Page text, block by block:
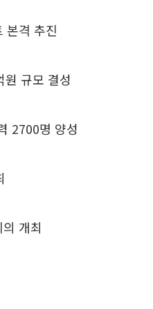
본격 추진
규모 결성
2700명 양성
개최